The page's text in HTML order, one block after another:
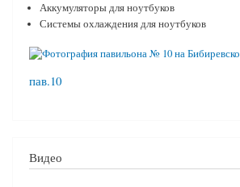
Аккумуляторы для ноутбуков
Системы охлаждения для ноутбуков
пав.10
Видео